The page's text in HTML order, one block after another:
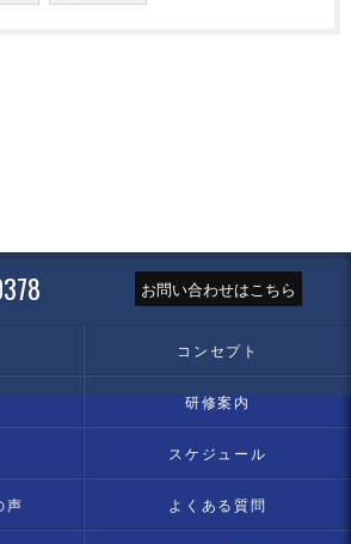
お問い合わせはこちら
コンセプト
研修案内
スケジュール
声 よくある質問